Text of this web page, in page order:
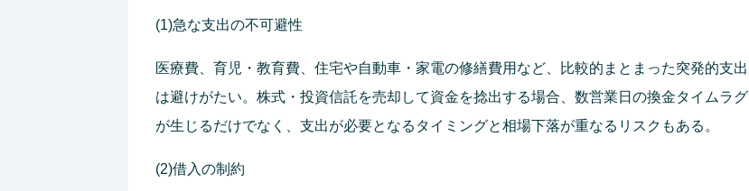
(1)急な支出の不可避性
医療費、育児・教育費、住宅や自動車・家電の修繕費用など、比較的まとまった突発的支出
は避けがたい。株式・投資信託を売却して資金を捻出する場合、数営業日の換金タイムラグ
が生じるだけでなく、支出が必要となるタイミングと相場下落が重なるリスクもある。
(2)借入の制約